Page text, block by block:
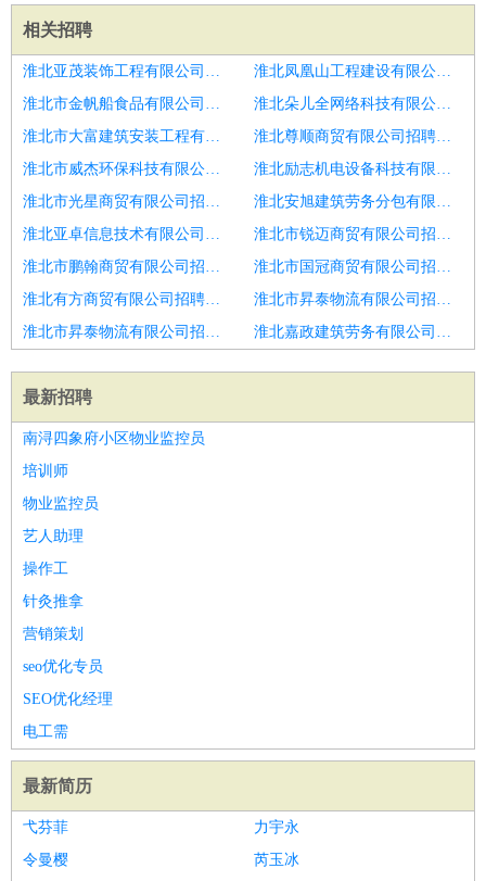
相关招聘
淮北亚茂装饰工程有限公司招聘电工
淮北凤凰山工程建设有限公司招聘菏泽市信息维修电工招聘
淮北市金帆船食品有限公司招聘菏泽市招聘信息维修电工3
淮北朵儿全网络科技有限公司招聘菏泽市招聘电工
淮北市大富建筑安装工程有限公司招聘电工
淮北尊顺商贸有限公司招聘临沂市招聘电工6
淮北市威杰环保科技有限公司招聘电工
淮北励志机电设备科技有限公司招聘机电工
淮北市光星商贸有限公司招聘诚招电工待遇好
淮北安旭建筑劳务分包有限公司招聘维修电工
淮北亚卓信息技术有限公司招聘水电工
淮北市锐迈商贸有限公司招聘技工电工
淮北市鹏翰商贸有限公司招聘明星企业月薪9K
淮北市国冠商贸有限公司招聘日照市招聘电工1人
淮北有方商贸有限公司招聘招电工包吃住
淮北市昇泰物流有限公司招聘装配电工
淮北市昇泰物流有限公司招聘电工维修技术人员
淮北嘉政建筑劳务有限公司招聘运行电工
最新招聘
南浔四象府小区物业监控员
培训师
物业监控员
艺人助理
操作工
针灸推拿
营销策划
seo优化专员
SEO优化经理
电工需
最新简历
弋芬菲
力宇永
令曼樱
芮玉冰